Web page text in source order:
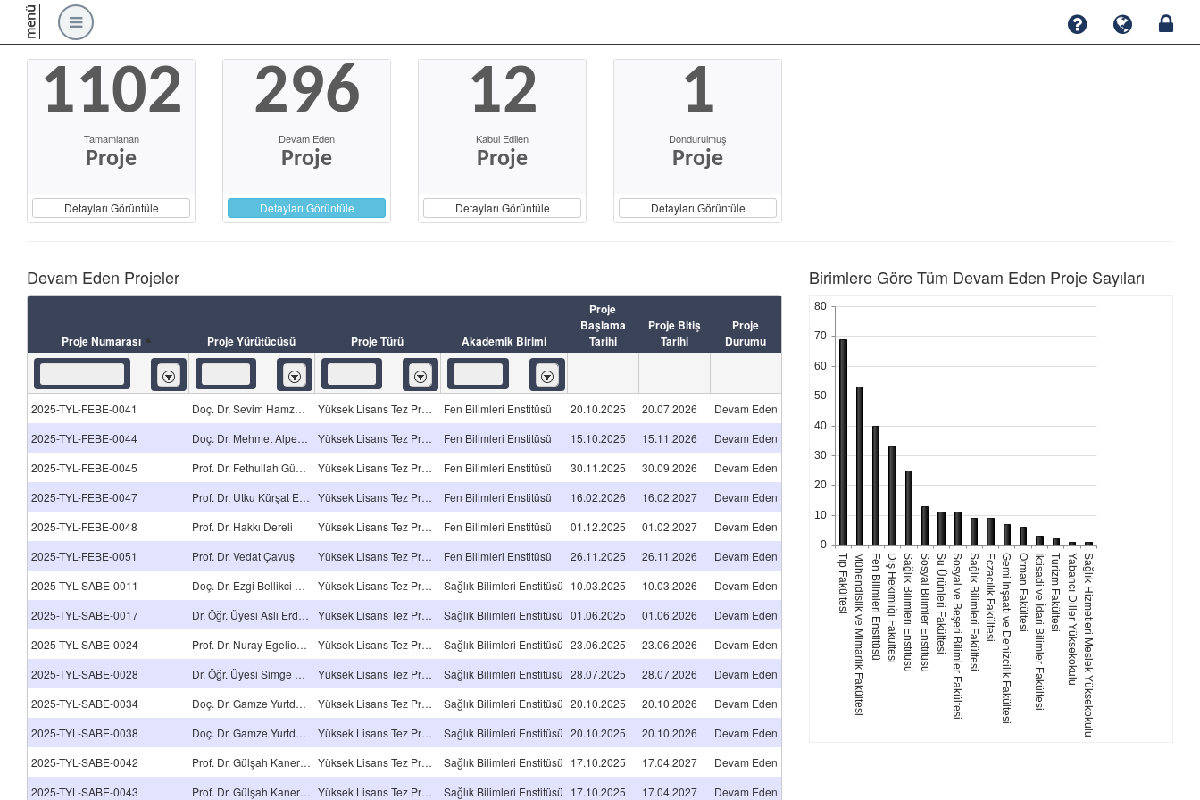
menü
1102
Tamamlanan
Proje
Detayları Görüntüle
296
Devam Eden
Proje
Detayları Görüntüle
12
Kabul Edilen
Proje
Detayları Görüntüle
1
Dondurulmuş
Proje
Detayları Görüntüle
Devam Eden Projeler
Proje Numarası Proje Yürütücüsü Proje Türü Akademik Birimi
Proje
Başlama
Tarihi
Proje Bitiş
Tarihi
Proje
Durumu
İçeren İçeren İçeren İçeren
2025-TYL-FEBE-0041 Doç. Dr. Sevim Hamzaçebi Yüksek Lisans Tez Projesi Fen Bilimleri Enstitüsü 20.10.2025 20.07.2026
Devam Eden
2025-TYL-FEBE-0044
Doç. Dr. Mehmet Alper Çankaya Yüksek Lisans Tez Projesi Fen Bilimleri Enstitüsü 15.10.2025 15.11.2026
Devam Eden
2025-TYL-FEBE-0045
Prof. Dr. Fethullah Güneş Yüksek Lisans Tez Projesi Fen Bilimleri Enstitüsü 30.11.2025 30.09.2026
Devam Eden
2025-TYL-FEBE-0047
Prof. Dr. Utku Kürşat Ercan Yüksek Lisans Tez Projesi Fen Bilimleri Enstitüsü 16.02.2026 16.02.2027
Devam Eden
2025-TYL-FEBE-0048
Prof. Dr. Hakkı Dereli Yüksek Lisans Tez Projesi Fen Bilimleri Enstitüsü 01.12.2025 01.02.2027
Devam Eden
2025-TYL-FEBE-0051
Prof. Dr. Vedat Çavuş Yüksek Lisans Tez Projesi Fen Bilimleri Enstitüsü 26.11.2025 26.11.2026
Devam Eden
2025-TYL-SABE-0011
Doç. Dr. Ezgi Bellikci Koyu Yüksek Lisans Tez Projesi Sağlık Bilimleri Enstitüsü 10.03.2025 10.03.2026
Devam Eden
2025-TYL-SABE-0017
Dr. Öğr. Üyesi Aslı Erdoğan Öner Yüksek Lisans Tez Projesi Sağlık Bilimleri Enstitüsü 01.06.2025 01.06.2026
Devam Eden
2025-TYL-SABE-0024
Prof. Dr. Nuray Egelioğlu Cetişli Yüksek Lisans Tez Projesi Sağlık Bilimleri Enstitüsü 23.06.2025 23.06.2026
Devam Eden
2025-TYL-SABE-0028
Dr. Öğr. Üyesi Simge Evrenol Öçal Yüksek Lisans Tez Projesi Sağlık Bilimleri Enstitüsü 28.07.2025 28.07.2026
Devam Eden
2025-TYL-SABE-0034
Doç. Dr. Gamze Yurtdaş Depboylu Yüksek Lisans Tez Projesi Sağlık Bilimleri Enstitüsü 20.10.2025 20.10.2026
Devam Eden
2025-TYL-SABE-0038
Doç. Dr. Gamze Yurtdaş Depboylu Yüksek Lisans Tez Projesi Sağlık Bilimleri Enstitüsü 20.10.2025 20.10.2026
Devam Eden
2025-TYL-SABE-0042
Prof. Dr. Gülşah Kaner Tohtak Yüksek Lisans Tez Projesi Sağlık Bilimleri Enstitüsü 17.10.2025 17.04.2027
Devam Eden
2025-TYL-SABE-0043
Prof. Dr. Gülşah Kaner Tohtak Yüksek Lisans Tez Projesi Sağlık Bilimleri Enstitüsü 17.10.2025 17.04.2027 Devam Eden
Birimlere Göre Tüm Devam Eden Proje Sayıları
Tıp FakültesiMühendislik ve Mimarlık FakültesiFen Bilimleri EnstitüsüDiş Hekimliği FakültesiSağlık Bilimleri EnstitüsüSosyal Bilimler EnstitüsüSu Ürünleri FakültesiSosyal ve Beşeri Bilimler FakültesiSağlık Bilimleri FakültesiEczacılık FakültesiGemi İnşaatı ve Denizcilik FakültesiOrman Fakültesiİktisadi ve İdari Bilimler FakültesiTurizm FakültesiYabancı Diller YüksekokuluSağlık Hizmetleri Meslek Yüksekokulu
0
10
20
30
40
50
60
70
80